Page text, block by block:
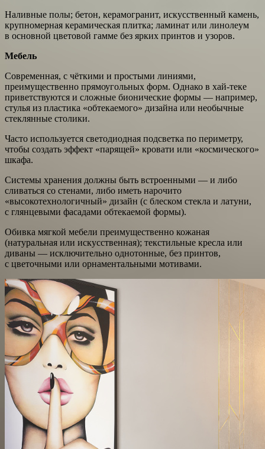
Наливные полы; бетон, керамогранит, искусственный камень,
крупномерная керамическая плитка; ламинат или линолеум
в основной цветовой гамме без ярких принтов и узоров.
Мебель
Современная, с чёткими и простыми линиями,
преимущественно прямоугольных форм. Однако в хай-теке
приветствуются и сложные бионические формы — например,
стулья из пластика «обтекаемого» дизайна или необычные
стеклянные столики.
Часто используется светодиодная подсветка по периметру,
чтобы создать эффект «парящей» кровати или «космического»
шкафа.
Системы хранения должны быть встроенными — и либо
сливаться со стенами, либо иметь нарочито
«высокотехнологичный» дизайн (с блеском стекла и латуни,
с глянцевыми фасадами обтекаемой формы).
Обивка мягкой мебели преимущественно кожаная
(натуральная или искусственная); текстильные кресла или
диваны — исключительно однотонные, без принтов,
с цветочными или орнаментальными мотивами.